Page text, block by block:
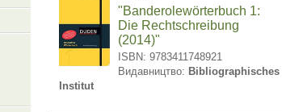
"Banderolewörterbuch 1:
Die Rechtschreibung
(2014)"
ISBN: 9783411748921
Видавництво: Bibliographisches
Institut